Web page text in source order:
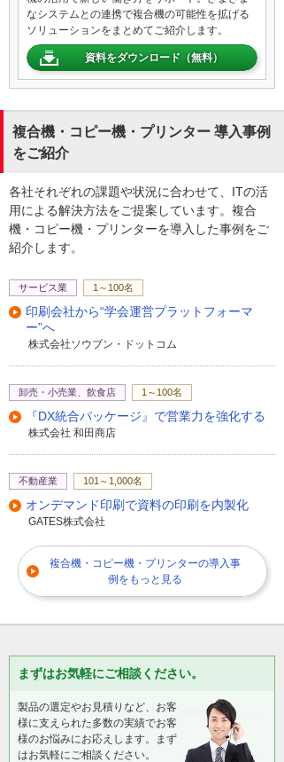
い設定は必要ありません。申込書や履歴書
など、手書きの書類も取り込めます。
商品コードなどの不足項目を登録済みのマ
PDF形式で出力し、受注管理などのシステ
ムとの連携や電子帳簿保存法にも対応が可
能です。CSV形式は出力内容をカスタマイ
て取り込み可能なファイルを生成できま
す。
ション「Quickスキャン Plus」。明細を読み
取るOCRは数万円のものが一般的ですが、
月額2,000円からご利用いただけます。
ってみませんか？ 「Quickスキャン Plus」
で面倒な入力業務を一気に効率化！大塚商
会にご相談ください。
なシステムとの連携で複合機の可能性を拡げる
ソリューションをまとめてご紹介します。
資料をダウンロード（無料）
複合機・コピー機・プリンター 導入事例
をご紹介
各社それぞれの課題や状況に合わせて、ITの活
用による解決方法をご提案しています。複合
機・コピー機・プリンターを導入した事例をご
紹介します。
サービス業 1～100名
印刷会社から“学会運営プラットフォーマ
ー”へ
株式会社ソウブン・ドットコム
卸売・小売業、飲食店 1～100名
『DX統合パッケージ』で営業力を強化する
株式会社 和田商店
不動産業 101～1,000名
オンデマンド印刷で資料の印刷を内製化
GATES株式会社
複合機・コピー機・プリンターの導入事
例をもっと見る
まずはお気軽にご相談ください。
製品の選定やお見積りなど、お客
様に支えられた多数の実績でお客
様のお悩みにお応えします。まず
はお気軽にご相談ください。